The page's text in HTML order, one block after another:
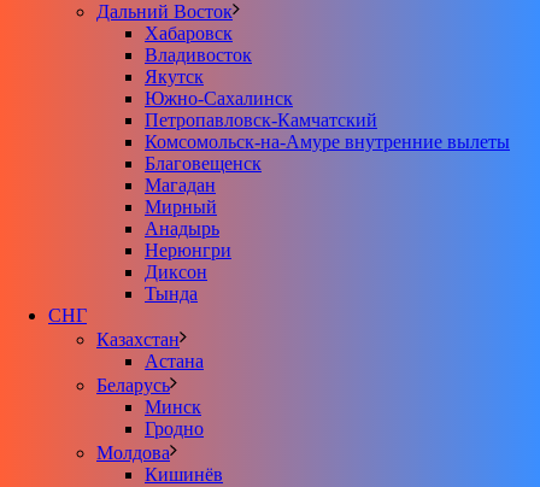
Дальний Восток
Хабаровск
Владивосток
Якутск
Южно-Сахалинск
Петропавловск-Камчатский
Комсомольск-на-Амуре внутренние вылеты
Благовещенск
Магадан
Мирный
Анадырь
Нерюнгри
Диксон
Тында
СНГ
Казахстан
Астана
Беларусь
Минск
Гродно
Молдова
Кишинёв